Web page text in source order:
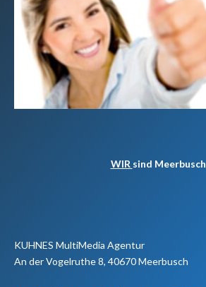
WIR sind Meerbusch
KUHNES MultiMedia Agentur
An der Vogelruthe 8, 40670 Meerbusch